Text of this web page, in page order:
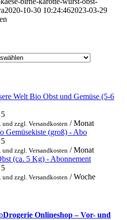
2020-10-30 10:24:462023-03-29
Bio Obst und Gemüse (5-6
zzgl. Versandkosten / Monat
Gemüsekiste (groß) - Abo
zzgl. Versandkosten / Monat
(ca. 5 Kg) - Abonnement
zzgl. Versandkosten / Woche
Drogerie Onlineshop – Vor- und